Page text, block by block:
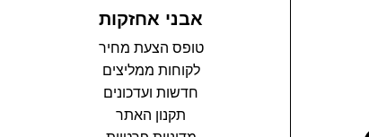
אבני אחזקות
טופס הצעת מחיר
לקוחות ממליצים
חדשות ועדכונים
תקנון האתר